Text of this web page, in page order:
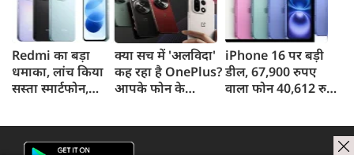
की चर्चा
Redmi का बड़ा
धमाका, लांच किया
सस्ता स्मार्टफोन,
क्या सच में 'अलविदा'
कह रहा है OnePlus?
आपके फोन के
iPhone 16 पर बड़ी
डील, 67,900 रुपए
वाला फोन 40,612 रुपए